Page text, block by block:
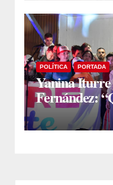
POLÍTICA PORTADA
Yanina
Fernández:
una gran
fernandenses